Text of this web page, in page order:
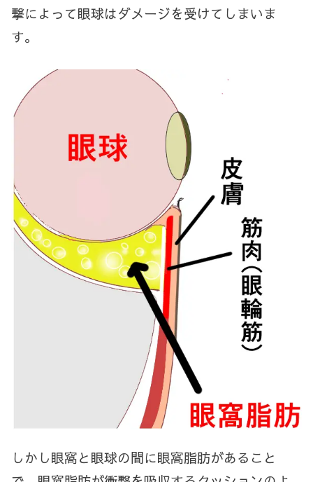
撃によって眼球はダメージを受けてしまいま
す。
しかし眼窩と眼球の間に眼窩脂肪があること